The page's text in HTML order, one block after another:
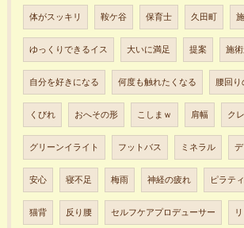
体がスッキリ 鞍ケ谷 保育士 久田町
ゆっくりできるイス 大いに満足 提案 施
自分を好きになる 何度も触れたくなる 腰回り
くびれ おへその形 こしまｗ 肩幅 ク
グリーンイライト フットバス ミネラル
安心 寝不足 梅雨 神経の疲れ ピラテ
猫背 反り腰 セルフケアプロデューサー